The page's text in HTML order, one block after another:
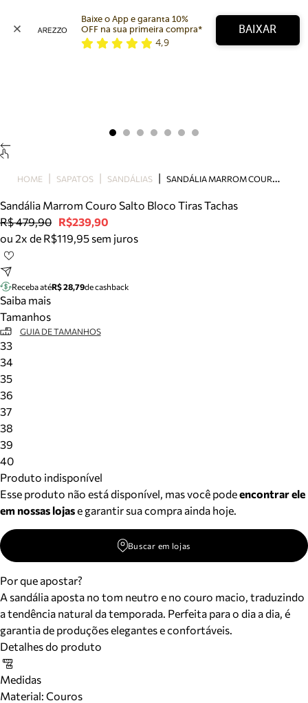
Bolsa
Tamanco
Tênis
Mule
Tire dúvidas sobre pedidos, devoluções e mais.
Meus pedidos
Acompanhe seus pedidos e solicite devoluções.
Baixe o App e garanta 10%
OFF na sua primeira compra*
4,9
BAIXAR
HOME SAPATOS SANDÁLIAS S
ANDÁLIA MARROM COURO SALTO BLOCO TIRAS TACHAS
Sandália Marrom Couro Salto Bloco Tiras Tachas
R$ 479,90 R$239,90
ou 2x de R$119,95 sem juros
Receba atéR$ 28,79de cashback
Saiba mais
Tamanhos
GUIA DE TAMANHOS
33
34
35
36
37
38
39
40
Produto indisponível
Esse produto não está disponível, mas você podeencontrar ele
em nossas lojase garantir sua compra ainda hoje.
Buscar em lojas
Por que apostar?
A sandália aposta no tom neutro e no couro macio, traduzindo
a tendência natural da temporada. Perfeita para o dia a dia, é
garantia de produções elegantes e confortáveis.
Detalhes do produto
Medidas
Material: Couros